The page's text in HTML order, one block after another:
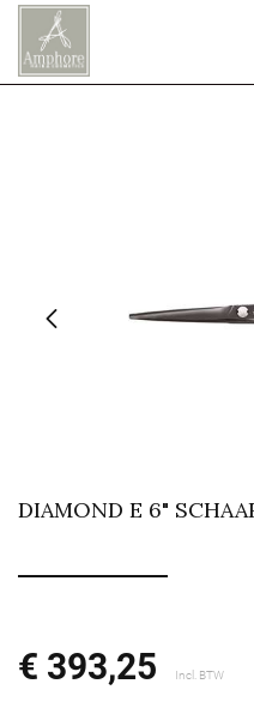
DIAMOND E 6"
€ 393,25 Incl. BTW